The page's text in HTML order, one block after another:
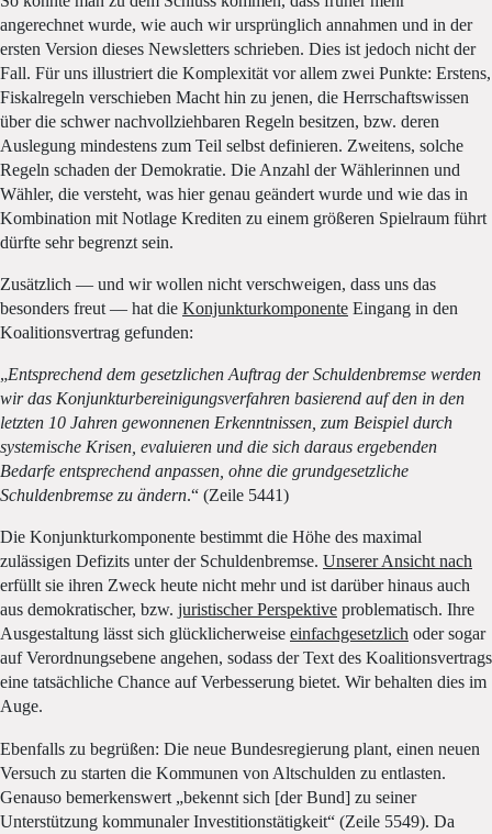
angerechnet wurde, wie auch wir ursprünglich annahmen und in der
ersten Version dieses Newsletters schrieben. Dies ist jedoch nicht der
Fall. Für uns illustriert die Komplexität vor allem zwei Punkte: Erstens,
Fiskalregeln verschieben Macht hin zu jenen, die Herrschaftswissen
über die schwer nachvollziehbaren Regeln besitzen, bzw. deren
Auslegung mindestens zum Teil selbst definieren. Zweitens, solche
Regeln schaden der Demokratie. Die Anzahl der Wählerinnen und
Wähler, die versteht, was hier genau geändert wurde und wie das in
Kombination mit Notlage Krediten zu einem größeren Spielraum führt
dürfte sehr begrenzt sein.
Zusätzlich — und wir wollen nicht verschweigen, dass uns das
besonders freut — hat die Konjunkturkomponente Eingang in den
Koalitionsvertrag gefunden:
„Entsprechend dem gesetzlichen Auftrag der Schuldenbremse werden
wir das Konjunkturbereinigungsverfahren basierend auf den in den
letzten 10 Jahren gewonnenen Erkenntnissen, zum Beispiel durch
systemische Krisen, evaluieren und die sich daraus ergebenden
Bedarfe entsprechend anpassen, ohne die grundgesetzliche
Schuldenbremse zu ändern.“ (Zeile 5441)
Die Konjunkturkomponente bestimmt die Höhe des maximal
zulässigen Defizits unter der Schuldenbremse. Unserer Ansicht nach
erfüllt sie ihren Zweck heute nicht mehr und ist darüber hinaus auch
aus demokratischer, bzw. juristischer Perspektive problematisch. Ihre
Ausgestaltung lässt sich glücklicherweise einfachgesetzlich oder sogar
auf Verordnungsebene angehen, sodass der Text des Koalitionsvertrags
eine tatsächliche Chance auf Verbesserung bietet. Wir behalten dies im
Auge.
Ebenfalls zu begrüßen: Die neue Bundesregierung plant, einen neuen
Versuch zu starten die Kommunen von Altschulden zu entlasten.
Genauso bemerkenswert „bekennt sich [der Bund] zu seiner
Unterstützung kommunaler Investitionstätigkeit“ (Zeile 5549). Da